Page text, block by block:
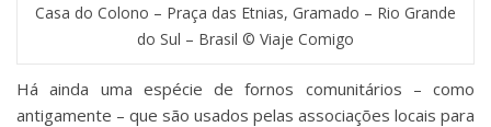
Casa do Colono – Praça das Etnias, Gramado – Rio Grande
do Sul – Brasil © Viaje Comigo
Há ainda uma espécie de fornos comunitários – como
antigamente – que são usados pelas associações locais para